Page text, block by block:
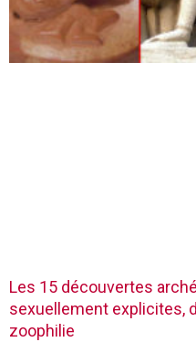
Les 15 découvertes
sexuellement explicites,
zoophilie